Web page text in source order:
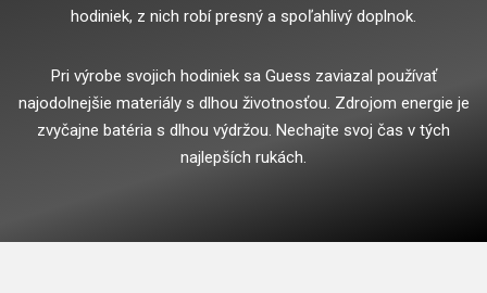
hodiniek, z nich robí presný a spoľahlivý doplnok.
Pri výrobe svojich hodiniek sa Guess zaviazal používať
najodolnejšie materiály s dlhou životnosťou. Zdrojom energie je
zvyčajne batéria s dlhou výdržou. Nechajte svoj čas v tých
najlepších rukách.